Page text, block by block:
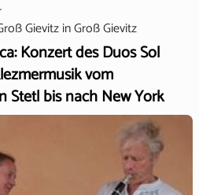
GievitzinGroß Gievitz
Konzert des Duos Sol
vom
Stetl bis nach New York